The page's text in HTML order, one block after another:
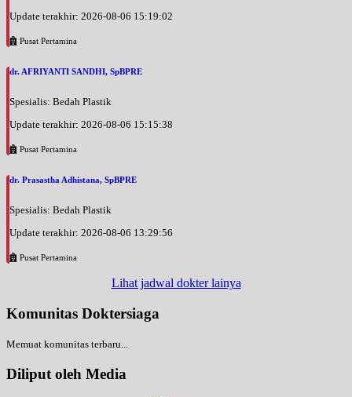
Update terakhir: 2026-08-06 15:19:02
Pusat Pertamina
dr. AFRIYANTI SANDHI, SpBPRE
Spesialis: Bedah Plastik
Update terakhir: 2026-08-06 15:15:38
Pusat Pertamina
dr. Prasastha Adhistana, SpBPRE
Spesialis: Bedah Plastik
Update terakhir: 2026-08-06 13:29:56
Pusat Pertamina
Lihat jadwal dokter lainya
Komunitas Doktersiaga
Memuat komunitas terbaru...
Diliput oleh Media